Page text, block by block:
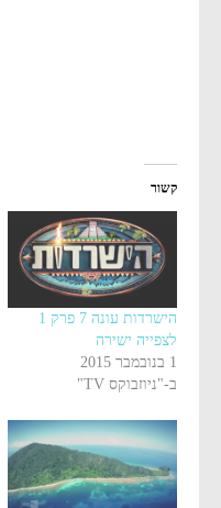
קשור
הישרדות עונה 7 פרק 1
לצפייה ישירה
1 בנובמבר 2015
ב-"ניוזבוקס TV"